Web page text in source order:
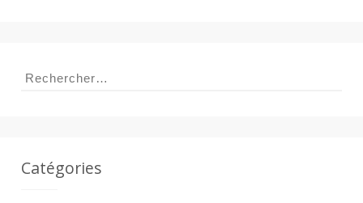
Rechercher :
Catégories